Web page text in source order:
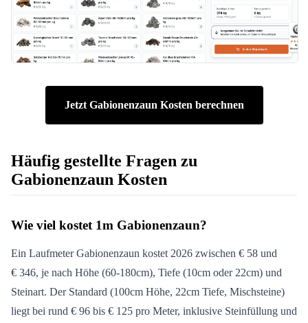
Jetzt Gabionenzaun Kosten berechnen
Häufig gestellte Fragen zu
Gabionenzaun Kosten
Wie viel kostet 1m Gabionenzaun?
Ein Laufmeter Gabionenzaun kostet 2026 zwischen € 58 und
€ 346, je nach Höhe (60-180cm), Tiefe (10cm oder 22cm) und
Steinart. Der Standard (100cm Höhe, 22cm Tiefe, Mischsteine)
liegt bei rund € 96 bis € 125 pro Meter, inklusive Steinfüllung und